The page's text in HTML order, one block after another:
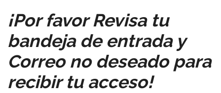
¡Por favor Revisa tu
bandeja de entrada y
Correo no deseado para
recibir tu acceso!